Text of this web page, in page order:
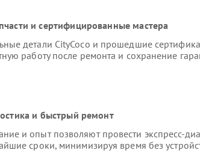
и сертифицированные мастера
детали CityCoco и прошедшие
работу после ремонта и сохранение
и быстрый ремонт
и опыт позволяют провести экспресс-
сроки, минимизируя время без